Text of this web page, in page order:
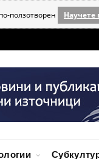
ползотворен Научете